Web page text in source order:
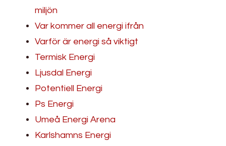
miljön
Var kommer all energi ifrån
Varför är energi så viktigt
Termisk Energi
Ljusdal Energi
Potentiell Energi
Ps Energi
Umeå Energi Arena
Karlshamns Energi